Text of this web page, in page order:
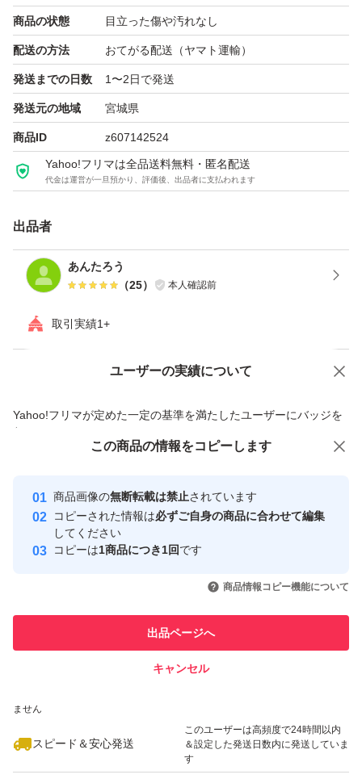
商品の状態 目立った傷や汚れなし
配送の方法 おてがる配送（ヤマト運輸）
発送までの日数 1〜2日で発送
発送元の地域 宮城県
商品ID z607142524
Yahoo!フリマは全品送料無料・匿名配送
代金は運営が一旦預かり、評価後、出品者に支払われます
出品者
あんたろう
（25） 本人確認前
取引実績1+
ユーザーの実績について
Yahoo!フリマが定めた一定の基準を満たしたユーザーにバッジを
付与しています
安心取引出品者
心・安全なユーザーです
取引実績
引を完了させた実績があります
での取引実績があります
ません
スピード＆安心発送
このユーザーは高頻度で24時間以内
＆設定した発送日数内に発送していま
す
価格の相談 商品への質問
この商品の情報をコピーします
商品画像の無断転載は禁止されています
コピーされた情報は必ずご自身の商品に合わせて編集
してください
コピーは1商品につき1回です
商品情報コピー機能について
出品ページへ
キャンセル
この商品をみている人にオススメ